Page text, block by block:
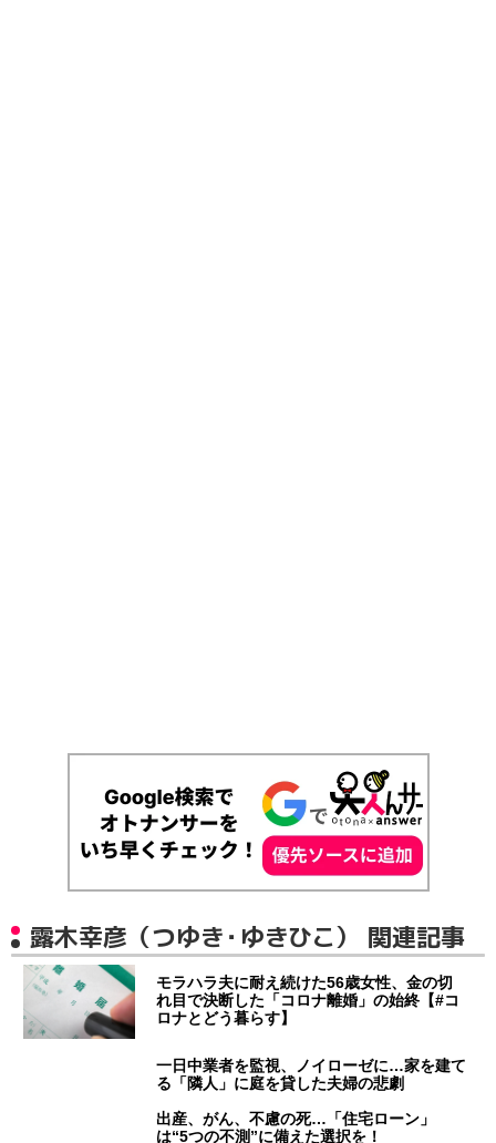
露木幸彦（つゆき・ゆきひこ） 関連記事
モラハラ夫に耐え続けた56歳女性、金の切
れ目で決断した「コロナ離婚」の始終【#コ
ロナとどう暮らす】
一日中業者を監視、ノイローゼに…家を建て
る「隣人」に庭を貸した夫婦の悲劇
出産、がん、不慮の死…「住宅ローン」
は“5つの不測”に備えた選択を！